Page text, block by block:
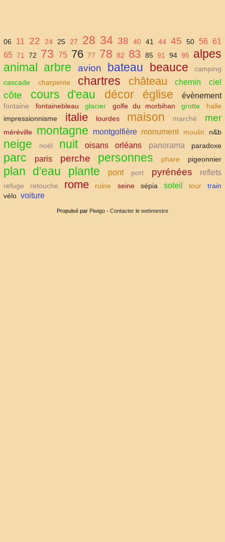
06 11 22 24 25 27 28 34 38 40 41 44 45 50 56 61
65 71 72 73 75 76 77 78 82 83 85 91 94 95
alpes
animal arbre avion bateau beauce
camping
cascade
charpente chartres château chemin ciel
côte cours d'eau décor église évènement
fontaine fontainebleau glacier golfe du morbihan grotte
halle
impressionnisme
italie lourdes maison marché mer
méréville montagne montgolfière monument moulin n&b
neige noël nuit oisans orléans panorama paradoxe
parc paris perche personnes phare pigeonnier
plan d'eau plante pont port pyrénées reflets
refuge retouche rome ruine seine sépia soleil tour
train
vélo voiture
Propulsé par Piwigo - Contacter le webmestre